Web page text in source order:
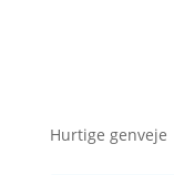
Hurtige genveje